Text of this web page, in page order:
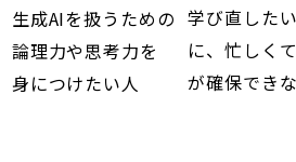
生成AIを扱うための
論理力や思考力を
身につけたい人
学び直した
に、忙しく
が確保でき